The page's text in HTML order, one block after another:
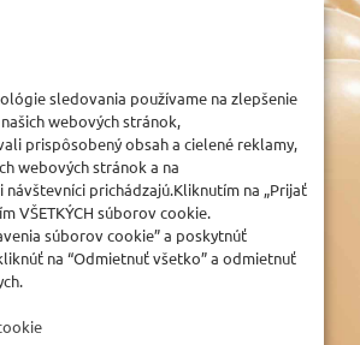
sledovania používame na zlepšenie
webových stránok,
prispôsobený obsah a cielené reklamy,
webových stránok a na
prichádzajú.Kliknutím na „Prijať
VŠETKÝCH súborov cookie.
súborov cookie” a poskytnúť
na “Odmietnuť všetko” a odmietnuť